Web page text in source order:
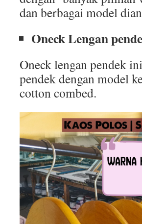
dan berbagai model
Oneck Lengan
Oneck lengan pendek
pendek dengan model
cotton combed.